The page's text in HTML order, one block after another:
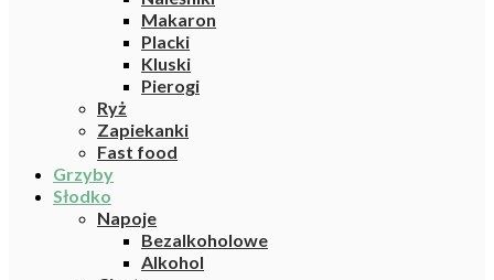
Makaron
Placki
Kluski
Pierogi
Ryż
Zapiekanki
Fast food
Grzyby
Słodko
Napoje
Bezalkoholowe
Alkohol